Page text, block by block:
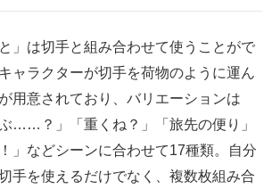
専門サイト
メディア
」は切手と組み合わせて使うことがで
ャラクターが切手を荷物のように運ん
用意されており、バリエーションは
ぶ……？」「重くね？」「旅先の便り」
」などシーンに合わせて17種類。自分
手を使えるだけでなく、複数枚組み合